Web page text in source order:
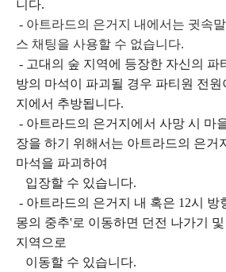
니다.
- 아트라드의 은거지 내에서는 귓속
스 채팅을 사용할 수 없습니다.
- 고대의 숲 지역에 등장한 자신의 파
방의 마석이 파괴될 경우 파티원 전원
지에서 추방됩니다.
- 아트라드의 은거지에서 사망 시 마
장을 하기 위해서는 아트라드의 은거
마석을 파괴하여
입장할 수 있습니다.
- 아트라드의 은거지 내 혹은 12시 방
몽의 중추'로 이동하면 던전 나가기
지역으로
이동할 수 있습니다.